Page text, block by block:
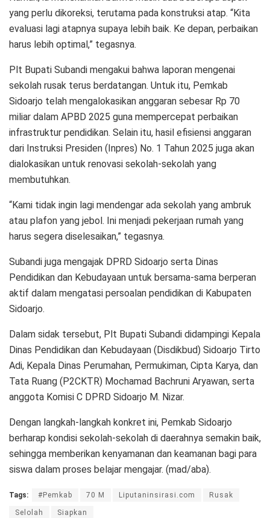
yang perlu dikoreksi, terutama pada konstruksi atap. “Kita
evaluasi lagi atapnya supaya lebih baik. Ke depan, perbaikan
harus lebih optimal,” tegasnya.
Plt Bupati Subandi mengakui bahwa laporan mengenai
sekolah rusak terus berdatangan. Untuk itu, Pemkab
Sidoarjo telah mengalokasikan anggaran sebesar Rp 70
miliar dalam APBD 2025 guna mempercepat perbaikan
infrastruktur pendidikan. Selain itu, hasil efisiensi anggaran
dari Instruksi Presiden (Inpres) No. 1 Tahun 2025 juga akan
dialokasikan untuk renovasi sekolah-sekolah yang
membutuhkan.
“Kami tidak ingin lagi mendengar ada sekolah yang ambruk
atau plafon yang jebol. Ini menjadi pekerjaan rumah yang
harus segera diselesaikan,” tegasnya.
Subandi juga mengajak DPRD Sidoarjo serta Dinas
Pendidikan dan Kebudayaan untuk bersama-sama berperan
aktif dalam mengatasi persoalan pendidikan di Kabupaten
Sidoarjo.
Dalam sidak tersebut, Plt Bupati Subandi didampingi Kepala
Dinas Pendidikan dan Kebudayaan (Disdikbud) Sidoarjo Tirto
Adi, Kepala Dinas Perumahan, Permukiman, Cipta Karya, dan
Tata Ruang (P2CKTR) Mochamad Bachruni Aryawan, serta
anggota Komisi C DPRD Sidoarjo M. Nizar.
Dengan langkah-langkah konkret ini, Pemkab Sidoarjo
berharap kondisi sekolah-sekolah di daerahnya semakin baik,
sehingga memberikan kenyamanan dan keamanan bagi para
siswa dalam proses belajar mengajar. (mad/aba).
Tags: #Pemkab 70 M Liputaninsirasi.com Rusak
Selolah Siapkan